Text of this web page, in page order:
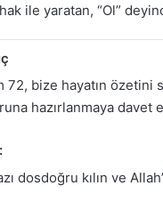
hak ile yaratan, “Ol”
72, bize hayatın
hazırlanmaya davet
dosdoğru kılın ve